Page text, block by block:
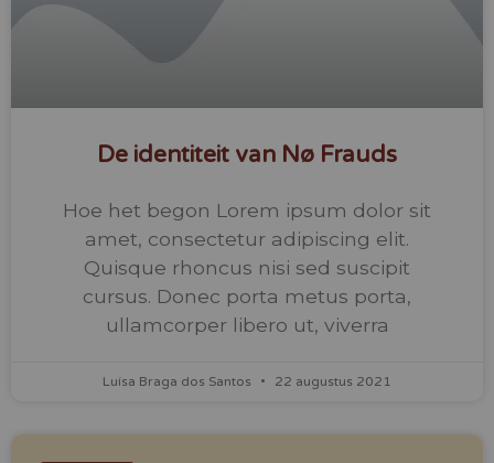
De identiteit van Nø Frauds
Hoe het begon Lorem ipsum dolor sit
amet, consectetur adipiscing elit.
Quisque rhoncus nisi sed suscipit
cursus. Donec porta metus porta,
ullamcorper libero ut, viverra
Luísa Braga dos Santos 22 augustus 2021